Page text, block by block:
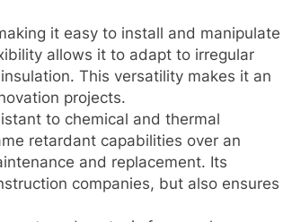
it easy to install and manipulate
allows it to adapt to irregular
This versatility makes it an
projects.
to chemical and thermal
retardant capabilities over an
and replacement. Its
companies, but also ensures